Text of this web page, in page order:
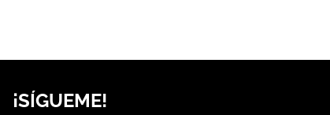
¡SÍGUEME!